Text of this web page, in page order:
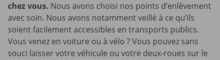
chez vous. Nous avons choisi nos points d’enlèvement
avec soin. Nous avons notamment veillé à ce qu’ils
soient facilement accessibles en transports publics.
Vous venez en voiture ou à vélo ? Vous pouvez sans
souci laisser votre véhicule ou votre deux-roues sur le